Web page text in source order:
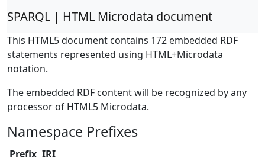
SPARQL | HTML Microdata document
This HTML5 document contains 172 embedded RDF
statements represented using HTML+Microdata
notation.
The embedded RDF content will be recognized by any
processor of HTML5 Microdata.
Namespace Prefixes
Prefix IRI